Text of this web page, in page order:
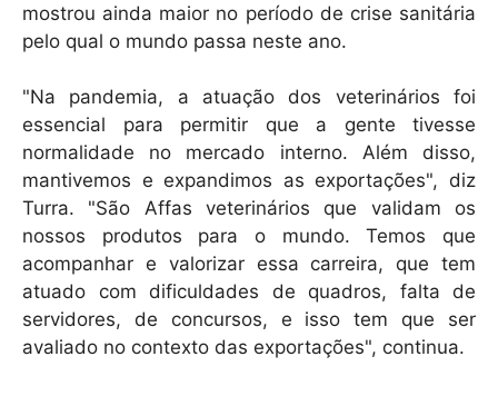
mostrou ainda maior no período de crise sanitária
pelo qual o mundo passa neste ano.
"Na pandemia, a atuação dos veterinários foi
essencial para permitir que a gente tivesse
normalidade no mercado interno. Além disso,
mantivemos e expandimos as exportações", diz
Turra. "São Affas veterinários que validam os
nossos produtos para o mundo. Temos que
acompanhar e valorizar essa carreira, que tem
atuado com dificuldades de quadros, falta de
servidores, de concursos, e isso tem que ser
avaliado no contexto das exportações", continua.